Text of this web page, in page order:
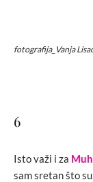
fotografija_Vanja
6
Isto važi i za
sam sretan što